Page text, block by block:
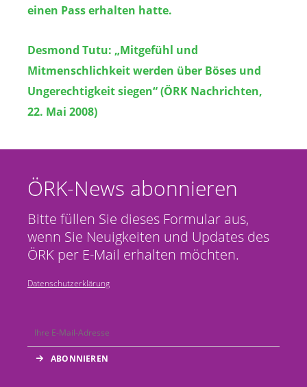
einen Pass erhalten hatte.
Desmond Tutu: „Mitgefühl und
Mitmenschlichkeit werden über Böses und
Ungerechtigkeit siegen“ (ÖRK Nachrichten,
22. Mai 2008)
ÖRK-News abonnieren
Bitte füllen Sie dieses Formular aus,
wenn Sie Neuigkeiten und Updates des
ÖRK per E-Mail erhalten möchten.
Datenschutzerklärung